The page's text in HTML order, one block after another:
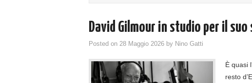
David Gilmour in studio per il suo
Posted on 28 Maggio 2026 by Nino Gatti
È quasi
resto